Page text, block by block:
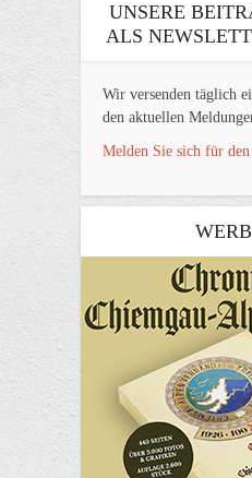
UNSERE
ALS
Wir versenden täglich
den aktuellen
Melden Sie sich für